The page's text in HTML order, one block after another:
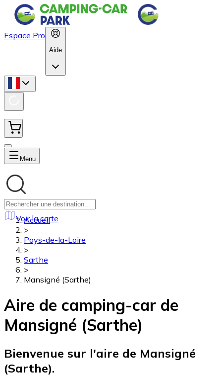
Espace Pro
Aide
Menu
Voir la carte
Accueil
>
Pays-de-la-Loire
>
Sarthe
>
Mansigné (Sarthe)
Aire de camping-car de
Mansigné (Sarthe)
Bienvenue sur l'aire de Mansigné
(Sarthe).